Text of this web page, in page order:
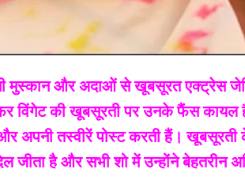
सी मुस्कान और अदाओं से खूबसूरत एक्ट्रेस
विंगेट की खूबसूरती पर उनके फैंस कायल
अपनी तस्वीरें पोस्ट करती हैं।
जीता है और सभी शो में उन्होंने बेहतरीन